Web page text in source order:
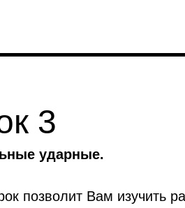
3
ударные.
позволит Вам изучить